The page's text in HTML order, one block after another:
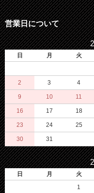
営業日について
日 月 火
2 3 4
9 10 11
16 17 18
23 24 25
30 31
日 月 火
1